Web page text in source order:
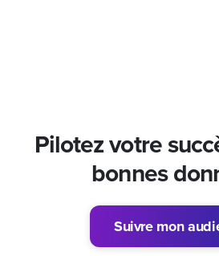
Pilotez votre
bonnes
Suivre mon